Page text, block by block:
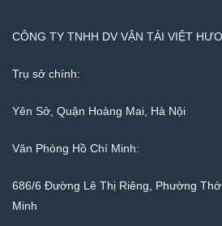
CÔNG TY TNHH DV VẬN TẢI VIỆT
Trụ sở chính:
Yên Sở, Quận Hoàng Mai, Hà Nội
Văn Phòng Hồ Chí Minh:
686/6 Đường Lê Thị Riêng, Phường
Minh